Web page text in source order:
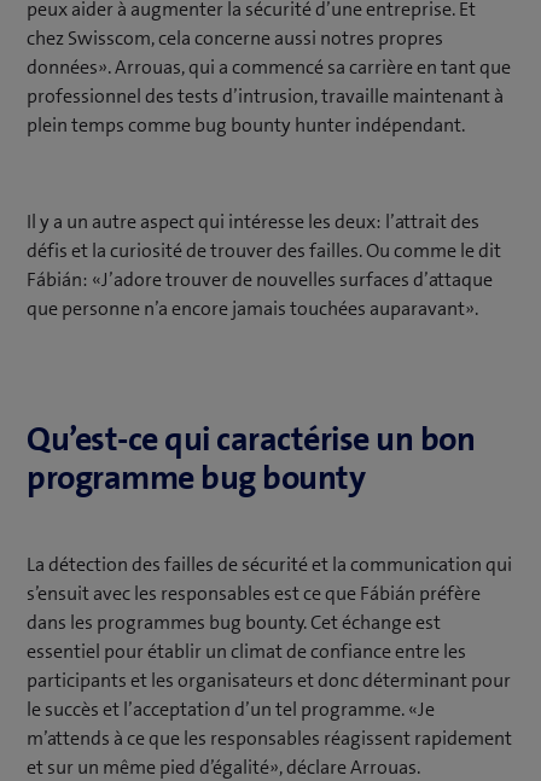
peux aider à augmenter la sécurité d’une entreprise. Et
chez Swisscom, cela concerne aussi notres propres
données». Arrouas, qui a commencé sa carrière en tant que
professionnel des tests d’intrusion, travaille maintenant à
plein temps comme bug bounty hunter indépendant.
Il y a un autre aspect qui intéresse les deux: l’attrait des
défis et la curiosité de trouver des failles. Ou comme le dit
Fábián: «J’adore trouver de nouvelles surfaces d’attaque
que personne n’a encore jamais touchées auparavant».
Qu’est-ce qui caractérise un bon
programme bug bounty
La détection des failles de sécurité et la communication qui
s’ensuit avec les responsables est ce que Fábián préfère
dans les programmes bug bounty. Cet échange est
essentiel pour établir un climat de confiance entre les
participants et les organisateurs et donc déterminant pour
le succès et l’acceptation d’un tel programme. «Je
m’attends à ce que les responsables réagissent rapidement
et sur un même pied d’égalité», déclare Arrouas.